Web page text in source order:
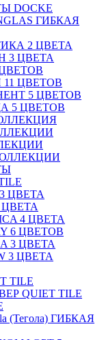
DOCKE
ГИБКАЯ
2 ЦВЕТА
3 ЦВЕТА
ЦВЕТОВ
5 ЦВЕТОВ
5 ЦВЕТОВ
ЦВЕТА
4 ЦВЕТА
6 ЦВЕТОВ
3 ЦВЕТА
3 ЦВЕТА
TILE
QUIET TILE
ГИБКАЯ